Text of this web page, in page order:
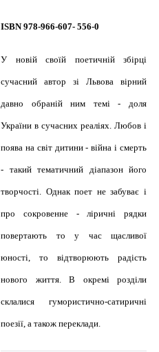
ISBN 978-966-607- 556-0
У новій своїй поетичній збірці
сучасний автор зі Львова вірний
давно обраній ним темі - доля
України в сучасних реаліях. Любов і
поява на світ дитини - війна і смерть
- такий тематичний діапазон його
творчості. Однак поет не забуває і
про сокровенне - ліричні рядки
повертають то у час щасливої
юності, то відтворюють радість
нового життя. В окремі розділи
склалися гумористично-сатиричні
поезії, а також переклади.